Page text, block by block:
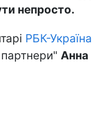
непросто.
РБК-Україна
Анна